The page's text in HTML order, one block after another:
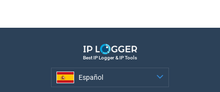
Best IP Logger & IP Tools
Español